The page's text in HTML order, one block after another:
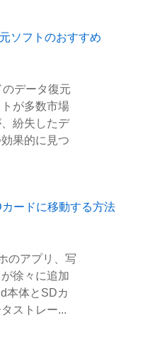
ソフトのおすすめ
データ復元
が多数市場
紛失したデ
果的に見つ
ードに移動する方法
のアプリ、写
徐々に追加
本体とSDカ
ストレー...